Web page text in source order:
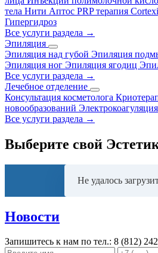
тела Нити Аптос PRP терапия
Гипергидроз
Все услуги раздела →
Эпиляция
Эпиляция над губой Эпиляция
Эпиляция ног Эпиляция ягодиц
Все услуги раздела →
Лечебное отделение
Консультация косметолога
новообразований Электрокоагуляция
Все услуги раздела →
Выберите свой
Не удалось
Новости
Запишитесь к нам по тел.: 8 (812)